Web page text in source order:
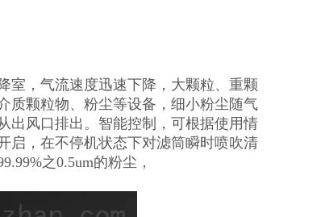
室，气流速度迅速下降，大颗粒、重颗
质颗粒物、粉尘等设备，细小粉尘随气
出风口排出。智能控制，可根据使用情
启，在不停机状态下对滤筒瞬时喷吹清
之0.5um的粉尘，